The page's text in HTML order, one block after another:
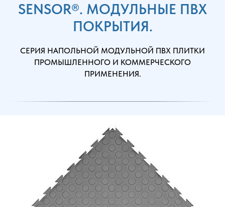
SENSOR®. МОДУЛЬНЫЕ ПВХ
ПОКРЫТИЯ.
СЕРИЯ НАПОЛЬНОЙ МОДУЛЬНОЙ ПВХ ПЛИТКИ
ПРОМЫШЛЕННОГО И КОММЕРЧЕСКОГО
ПРИМЕНЕНИЯ.